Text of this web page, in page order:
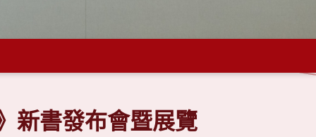
新書發布會暨展覽